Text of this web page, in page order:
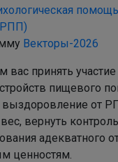
Векторы-2026
принять
пищевого
от
вернуть
адекватного
ценностям.